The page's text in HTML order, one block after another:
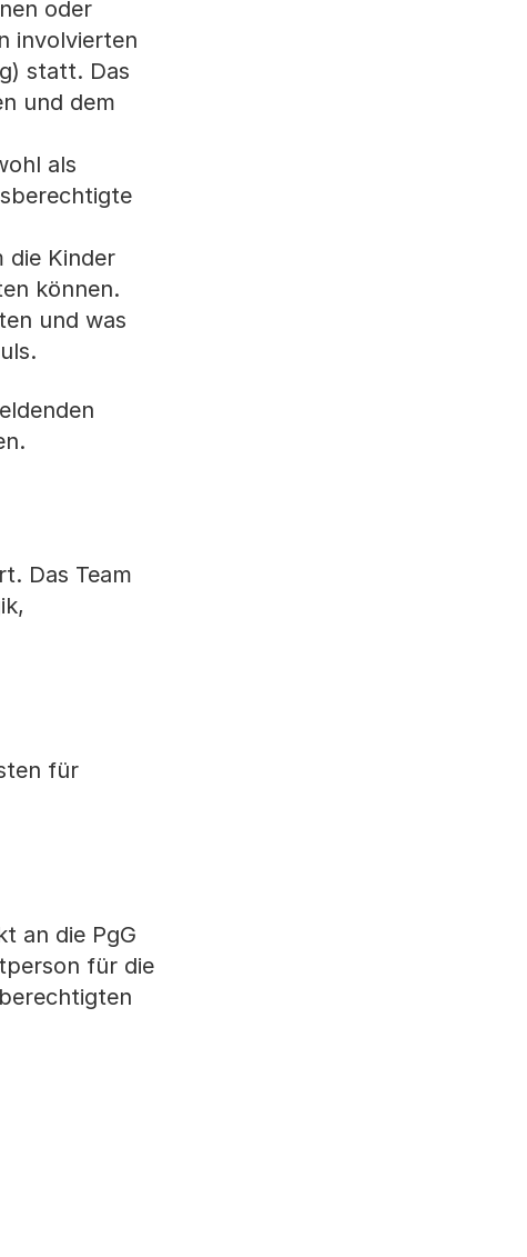
oder
involvierten
statt. Das
und dem
als
die Kinder
können.
und was
Das Team
für
an die PgG
für die